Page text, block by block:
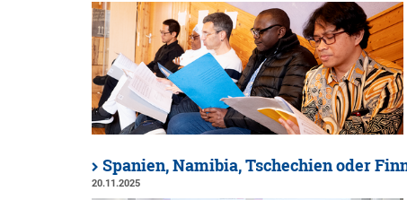
Spanien, Namibia, Tschechien oder
20.11.2025